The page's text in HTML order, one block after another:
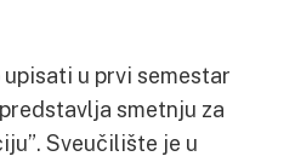
u prvi semestar
smetnju za
Sveučilište je u